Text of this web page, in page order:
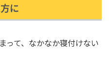
に
って、なかなか寝付けない